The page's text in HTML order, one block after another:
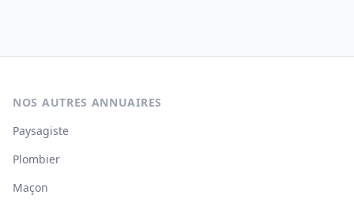
NOS AUTRES ANNUAIRES
Paysagiste
Plombier
Maçon